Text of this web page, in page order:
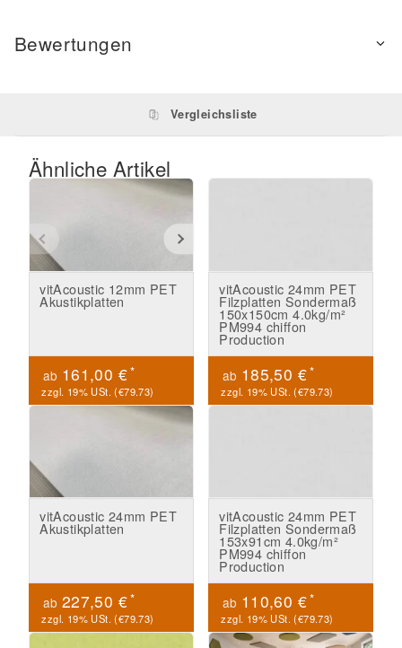
Bewertungen
Vergleichsliste
Ähnliche Artikel
vitAcoustic 12mm PET
Akustikplatten
ab 161,00 €*
zzgl. 19% USt. (€79.73)
vitAcoustic 24mm PET
Filzplatten Sondermaß
150x150cm 4.0kg/m²
PM994 chiffon
Production
ab 185,50 €*
zzgl. 19% USt. (€79.73)
vitAcoustic 24mm PET
Akustikplatten
ab 227,50 €*
zzgl. 19% USt. (€79.73)
vitAcoustic 24mm PET
Filzplatten Sondermaß
153x91cm 4.0kg/m²
PM994 chiffon
Production
ab 110,60 €*
zzgl. 19% USt. (€79.73)